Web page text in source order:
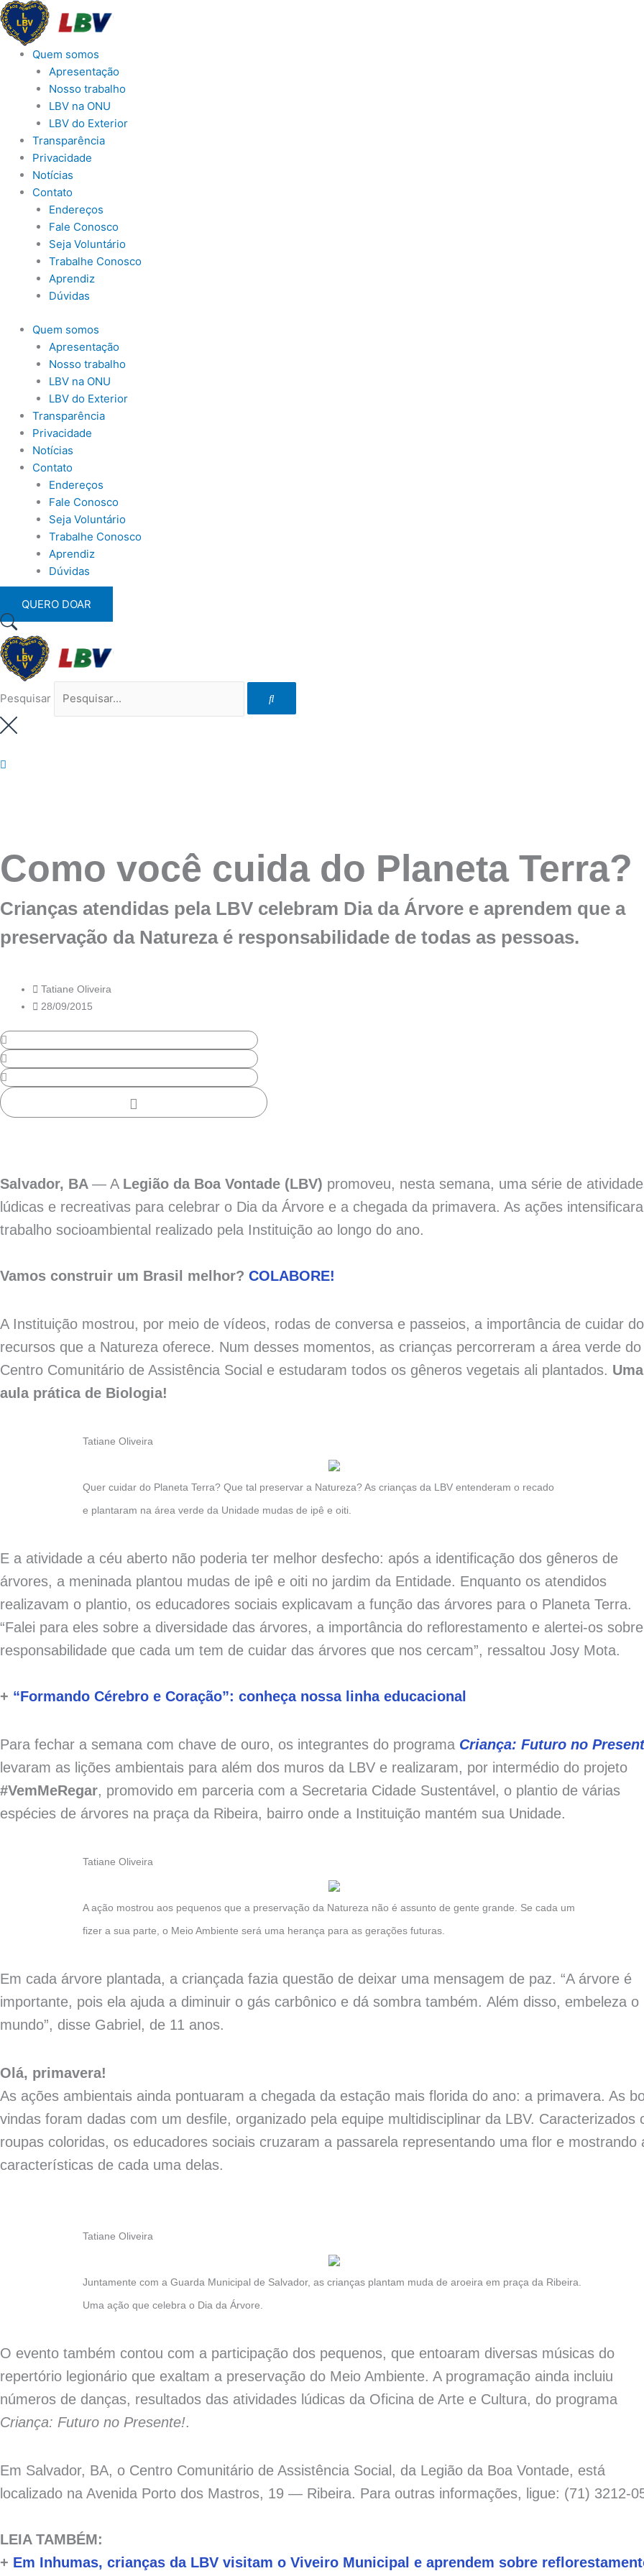
Ir
para
conteúdoQuem somos
Apresentação
Nosso trabalho
LBV na ONU
LBV do Exterior
Transparência
Privacidade
Notícias
Contato
Endereços
Fale Conosco
Seja Voluntário
Trabalhe Conosco
Aprendiz
Dúvidas
Quem somos
Apresentação
Nosso trabalho
LBV na ONU
LBV do Exterior
Transparência
Privacidade
Notícias
Contato
Endereços
Fale Conosco
Seja Voluntário
Trabalhe Conosco
Aprendiz
Dúvidas
QUERO DOAR
Pesquisar
Como você cuida do Planeta Terra?
Crianças atendidas pela LBV celebram Dia da Árvore e aprendem que a
preservação da Natureza é responsabilidade de todas as pessoas.
Tatiane Oliveira
28/09/2015
Salvador, BA — A Legião da Boa Vontade (LBV) promoveu, nesta semana, uma série de
lúdicas e recreativas para celebrar o Dia da Árvore e a chegada da primavera. As ações
trabalho socioambiental realizado pela Instituição ao longo do ano.
Vamos construir um Brasil melhor? COLABORE!
A Instituição mostrou, por meio de vídeos, rodas de conversa e passeios, a importância de cuidar
recursos que a Natureza oferece. Num desses momentos, as crianças percorreram a área verde do
Centro Comunitário de Assistência Social e estudaram todos os gêneros vegetais ali plantados. Uma
aula prática de Biologia!
Tatiane Oliveira
Quer cuidar do Planeta Terra? Que tal preservar a Natureza? As crianças da LBV entenderam o recado
e plantaram na área verde da Unidade mudas de ipê e oiti.
E a atividade a céu aberto não poderia ter melhor desfecho: após a identificação dos gêneros de
árvores, a meninada plantou mudas de ipê e oiti no jardim da Entidade. Enquanto os atendidos
realizavam o plantio, os educadores sociais explicavam a função das árvores para o Planeta Terra.
“Falei para eles sobre a diversidade das árvores, a importância do reflorestamento e alertei-os
responsabilidade que cada um tem de cuidar das árvores que nos cercam”, ressaltou Josy Mota.
+ “Formando Cérebro e Coração”: conheça nossa linha educacional
Para fechar a semana com chave de ouro, os integrantes do programa Criança: Futuro no
levaram as lições ambientais para além dos muros da LBV e realizaram, por intermédio do projeto
#VemMeRegar, promovido em parceria com a Secretaria Cidade Sustentável, o plantio de várias
espécies de árvores na praça da Ribeira, bairro onde a Instituição mantém sua Unidade.
Tatiane Oliveira
A ação mostrou aos pequenos que a preservação da Natureza não é assunto de gente grande. Se cada um
fizer a sua parte, o Meio Ambiente será uma herança para as gerações futuras.
Em cada árvore plantada, a criançada fazia questão de deixar uma mensagem de paz. “A árvore é
importante, pois ela ajuda a diminuir o gás carbônico e dá sombra também. Além disso, embeleza o
mundo”, disse Gabriel, de 11 anos.
Olá, primavera!
As ações ambientais ainda pontuaram a chegada da estação mais florida do ano: a primavera. As
vindas foram dadas com um desfile, organizado pela equipe multidisciplinar da LBV. Caracterizados
roupas coloridas, os educadores sociais cruzaram a passarela representando uma flor e mostrando
características de cada uma delas.
Tatiane Oliveira
Juntamente com a Guarda Municipal de Salvador, as crianças plantam muda de aroeira em praça da Ribeira.
Uma ação que celebra o Dia da Árvore.
O evento também contou com a participação dos pequenos, que entoaram diversas músicas do
repertório legionário que exaltam a preservação do Meio Ambiente. A programação ainda incluiu
números de danças, resultados das atividades lúdicas da Oficina de Arte e Cultura, do programa
Criança: Futuro no Presente!.
Em Salvador, BA, o Centro Comunitário de Assistência Social, da Legião da Boa Vontade, está
localizado na Avenida Porto dos Mastros, 19 — Ribeira. Para outras informações, ligue: (71) 3212-
LEIA TAMBÉM:
+ Em Inhumas, crianças da LBV visitam o Viveiro Municipal e aprendem sobre